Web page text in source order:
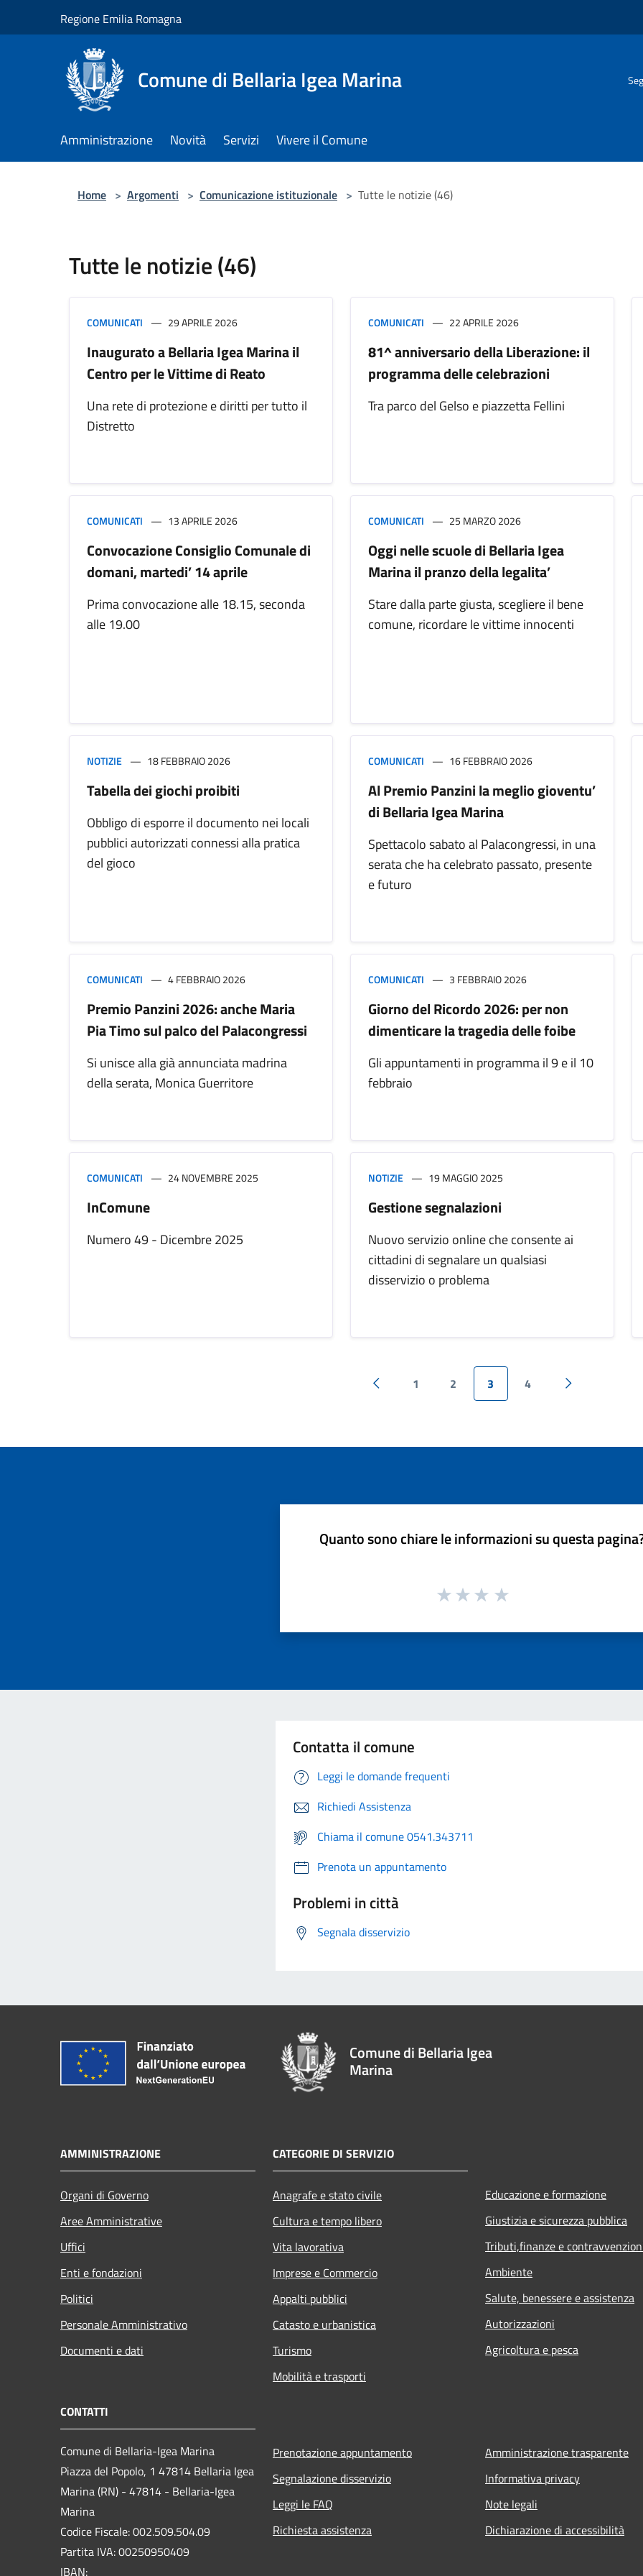
Regione Emilia Romagna
Comune di Bellaria Igea Marina
Amministrazione Novità Servizi Vivere il Comune
Home > Argomenti > Comunicazione istituzionale > Tutte le notizie (46)
Tutte le notizie (46)
COMUNICATI 29 APRILE 2026
Inaugurato a Bellaria Igea Marina il
Centro per le Vittime di Reato
Una rete di protezione e diritti per tutto il
Distretto
COMUNICATI 22 APRILE 2026
81^ anniversario della Liberazione: il
programma delle celebrazioni
Tra parco del Gelso e piazzetta Fellini
COMUNICATI 13 APRILE 2026
Convocazione Consiglio Comunale di
domani, martedi’ 14 aprile
Prima convocazione alle 18.15, seconda
alle 19.00
COMUNICATI 25 MARZO 2026
Oggi nelle scuole di Bellaria Igea
Marina il pranzo della legalita’
Stare dalla parte giusta, scegliere il bene
comune, ricordare le vittime innocenti
NOTIZIE 18 FEBBRAIO 2026
Tabella dei giochi proibiti
Obbligo di esporre il documento nei locali
pubblici autorizzati connessi alla pratica
del gioco
COMUNICATI 16 FEBBRAIO 2026
Al Premio Panzini la meglio gioventu’
di Bellaria Igea Marina
Spettacolo sabato al Palacongressi, in una
serata che ha celebrato passato, presente
e futuro
COMUNICATI 4 FEBBRAIO 2026
Premio Panzini 2026: anche Maria
Pia Timo sul palco del Palacongressi
Si unisce alla già annunciata madrina
della serata, Monica Guerritore
COMUNICATI 3 FEBBRAIO 2026
Giorno del Ricordo 2026: per non
dimenticare la tragedia delle foibe
Gli appuntamenti in programma il 9 e il 10
febbraio
COMUNICATI 24 NOVEMBRE 2025
InComune
Numero 49 - Dicembre 2025
NOTIZIE 19 MAGGIO 2025
Gestione segnalazioni
Nuovo servizio online che consente ai
cittadini di segnalare un qualsiasi
disservizio o problema
Pagina precedente
1 2 3 4
Pagina
Quanto sono chiare le informazioni su questa
Contatta il comune
Leggi le domande frequenti
Richiedi Assistenza
Chiama il comune 0541.343711
Prenota un appuntamento
Problemi in città
Segnala disservizio
Comune di Bellaria Igea
Marina
AMMINISTRAZIONE
Organi di Governo
Aree Amministrative
Uffici
Enti e fondazioni
Politici
Personale Amministrativo
Documenti e dati
CATEGORIE DI SERVIZIO
Anagrafe e stato civile
Cultura e tempo libero
Vita lavorativa
Imprese e Commercio
Appalti pubblici
Catasto e urbanistica
Turismo
Mobilità e trasporti
Educazione e formazione
Giustizia e sicurezza pubblica
Tributi,finanze e
Ambiente
Salute, benessere e assistenza
Autorizzazioni
Agricoltura e pesca
CONTATTI
Comune di Bellaria-Igea Marina
Piazza del Popolo, 1 47814 Bellaria Igea
Marina (RN) - 47814 - Bellaria-Igea
Marina
Codice Fiscale: 002.509.504.09
Partita IVA: 00250950409
IBAN:
Prenotazione appuntamento
Segnalazione disservizio
Leggi le FAQ
Richiesta assistenza
Amministrazione trasparente
Informativa privacy
Note legali
Dichiarazione di accessibilità